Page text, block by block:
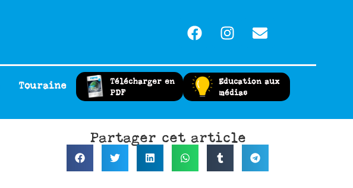
Touraine
Télécharger en
PDF
Education aux
médias
Partager cet article